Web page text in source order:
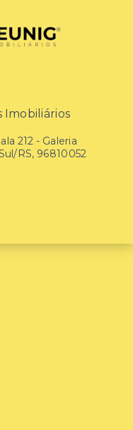
Imobiliários
212 - Galeria
RS, 96810052